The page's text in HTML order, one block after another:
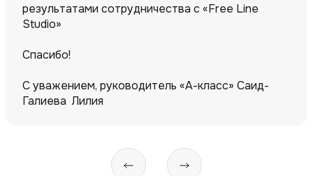
результатами сотрудничества с «Free Line
Studio»
Спасибо!
С уважением, руководитель «А-класс» Саид-
Галиева Лилия